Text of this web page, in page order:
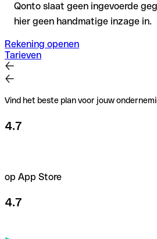
Qonto slaat geen ingevoerde
hier geen handmatige inzage in.
Rekening openen
Tarieven
Vind het beste plan voor jouw
4.7
op App Store
4.7